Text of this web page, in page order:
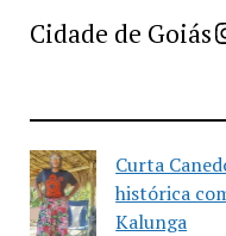
Cidade de Goiás
Curta
histórica
Kalunga